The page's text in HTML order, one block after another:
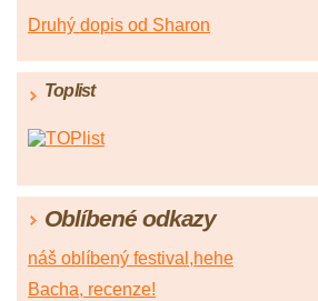
Druhý dopis od Sharon
Toplist
Oblíbené odkazy
náš oblíbený festival,hehe
Bacha, recenze!